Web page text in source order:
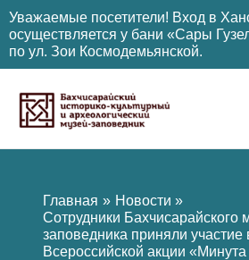
Уважаемые посетители! Вход в
осуществляется у бани «Сары
по ул. Зои Космодемьянской.
содержимому
Главная
Новости
Сотрудники Бахчисарайского
заповедника приняли участие
Всероссийской акции